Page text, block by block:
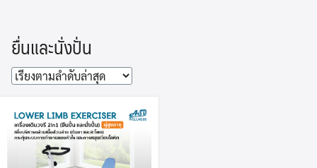
content
ยื่นและนั่งปั่น